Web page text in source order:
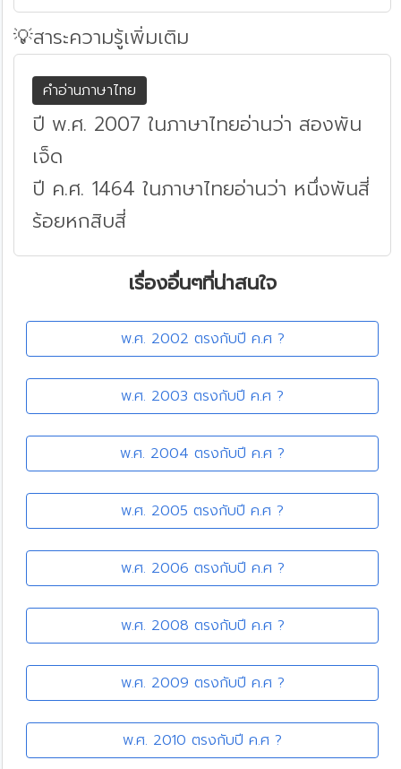
💡สาระความรู้เพิ่มเติม
คำอ่านภาษาไทย
ปี พ.ศ. 2007 ในภาษาไทยอ่านว่า สองพัน
เจ็ด
ปี ค.ศ. 1464 ในภาษาไทยอ่านว่า หนึ่งพันสี่
ร้อยหกสิบสี่
เรื่องอื่นๆที่น่าสนใจ
พ.ศ. 2002 ตรงกับปี ค.ศ ?
พ.ศ. 2003 ตรงกับปี ค.ศ ?
พ.ศ. 2004 ตรงกับปี ค.ศ ?
พ.ศ. 2005 ตรงกับปี ค.ศ ?
พ.ศ. 2006 ตรงกับปี ค.ศ ?
พ.ศ. 2008 ตรงกับปี ค.ศ ?
พ.ศ. 2009 ตรงกับปี ค.ศ ?
พ.ศ. 2010 ตรงกับปี ค.ศ ?